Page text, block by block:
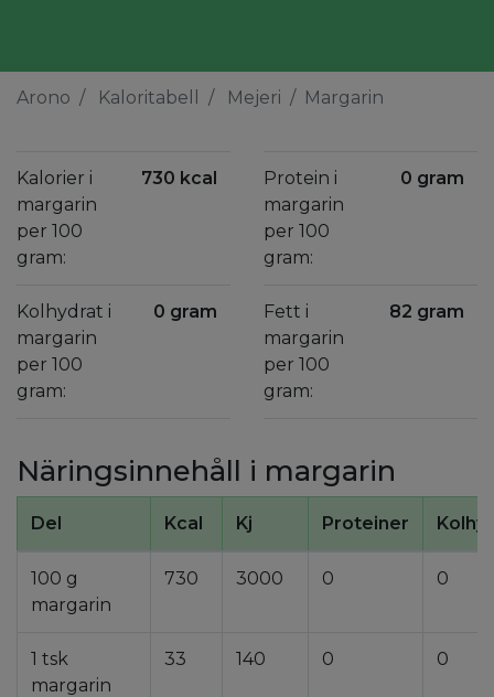
Arono Kaloritabell Mejeri Margarin
Kalorier i
margarin
per 100
gram:
730 kcal
Kolhydrat i
margarin
per 100
gram:
0 gram
Protein i
margarin
per 100
gram:
0 gram
Fett i
margarin
per 100
gram:
82 gram
Näringsinnehåll i margarin
Del Kcal Kj Proteiner
100 g
margarin
730 3000 0 0
1 tsk
margarin
33 140 0 0